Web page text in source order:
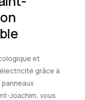
et
grâce à
Joachim, vous